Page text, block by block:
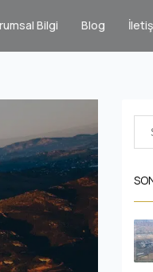
Bilgi Blog